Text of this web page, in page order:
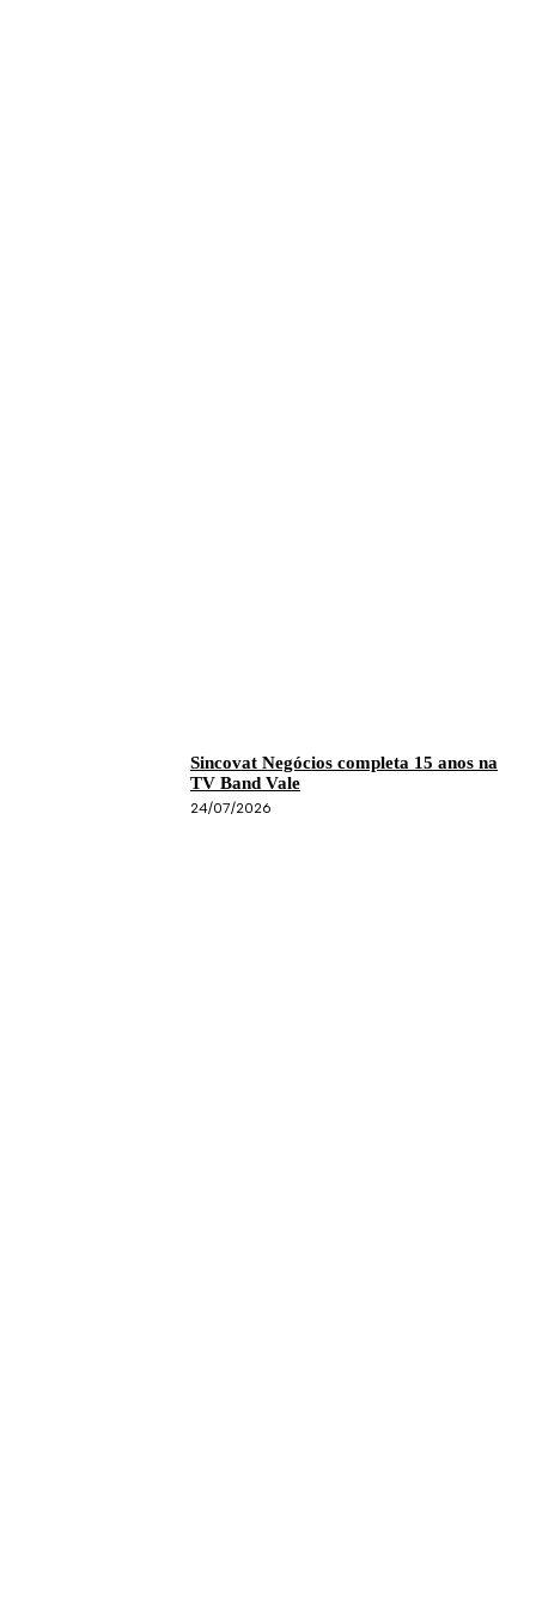
Sincovat Negócios completa 15 anos na
TV Band Vale
24/07/2026